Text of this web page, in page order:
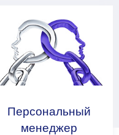
Персональный
менеджер